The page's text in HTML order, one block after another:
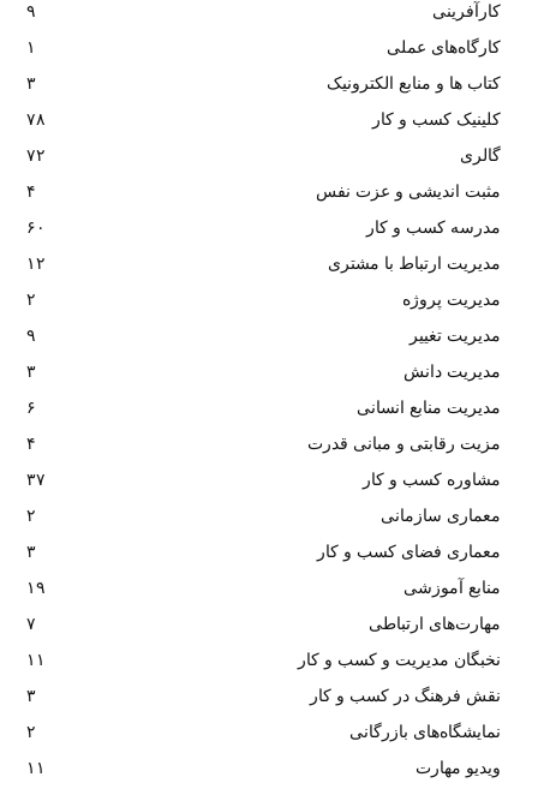
کارآفرینی
۹
کارگاه‌های عملی
۱
کتاب ها و منابع الکترونیک
۳
کلینیک کسب و کار
۷۸
گالری
۷۲
مثبت اندیشی و عزت نفس
۴
مدرسه کسب و کار
۶۰
مدیریت ارتباط با مشتری
۱۲
مدیریت پروژه
۲
مدیریت تغییر
۹
مدیریت دانش
۳
مدیریت منابع انسانی
۶
مزیت رقابتی و مبانی قدرت
۴
مشاوره کسب و کار
۳۷
معماری سازمانی
۲
معماری فضای کسب و کار
۳
منابع آموزشی
۱۹
مهارت‌های ارتباطی
۷
نخبگان مدیریت و کسب و کار
۱۱
نقش فرهنگ در کسب و کار
۳
نمایشگاه‌های بازرگانی
۲
ویدیو مهارت
۱۱